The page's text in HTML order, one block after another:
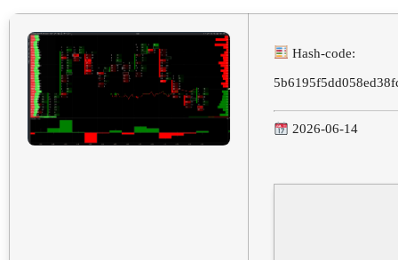
Hash-code:
2026-06-14